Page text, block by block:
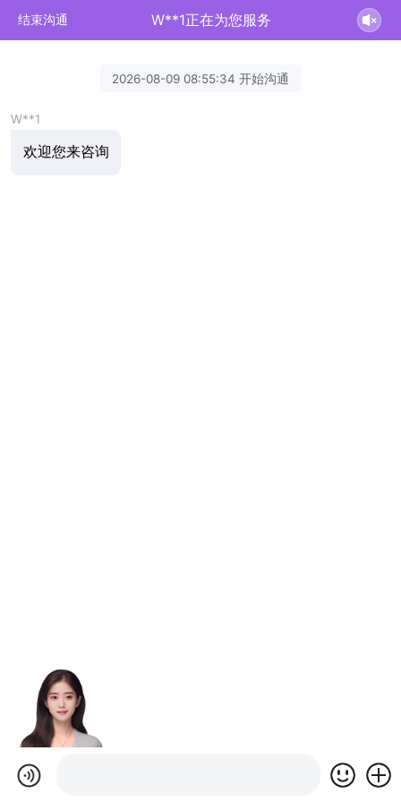
结束沟通 W**1正在为您服务
2026-08-09 08:55:34 开始沟通
W**1
欢迎您来咨询